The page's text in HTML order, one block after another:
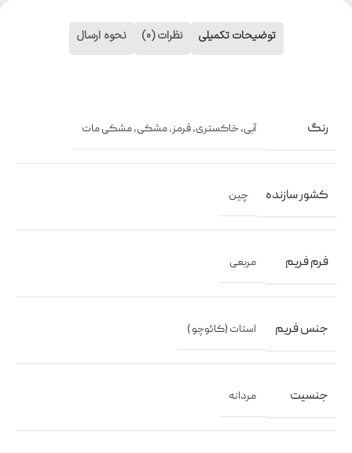
توضیحات تکمیلی نظرات (0) نحوه ارسال
رنگ آبی,خاکستری,قرمز,مشکی,مشکی مات
کشور سازنده چین
فرم فریم مربعی
جنس فریم استات (کائوچو )
جنسیت مردانه